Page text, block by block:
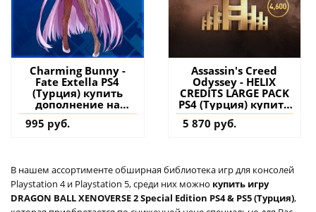
Charming Bunny -
Fate Extella PS4
(Турция) купить
дополнение на
аккаунт
995 руб.
Assassin's Creed
Odyssey - HELIX
CREDITS LARGE PACK
PS4 (Турция) купить
дополнение на
аккаунт
5 870 руб.
В нашем ассортименте обширная библиотека игр для консолей
Playstation 4 и Playstation 5, среди них можно купить игру
DRAGON BALL XENOVERSE 2 Special Edition PS4 & PS5 (Турция),